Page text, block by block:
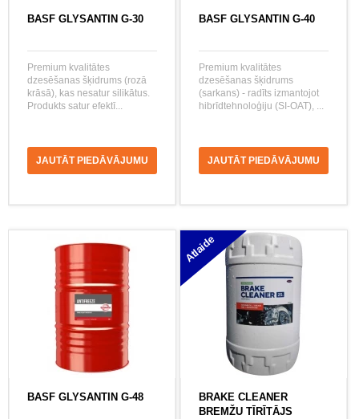
BASF GLYSANTIN G-30
Premium kvalitātes
dzesēšanas šķidrums (rozā
krāsā), kas nesatur silikātus.
Produkts satur efektī...
JAUTĀT PIEDĀVĀJUMU
BASF GLYSANTIN G-40
Premium kvalitātes
dzesēšanas šķidrums
(sarkans) - radīts izmantojot
hibrīdtehnoloģiju (SI-OAT), ...
JAUTĀT PIEDĀVĀJUMU
BASF GLYSANTIN G-48
Atlaide
BRAKE CLEANER
BREMŽU TĪRĪTĀJS